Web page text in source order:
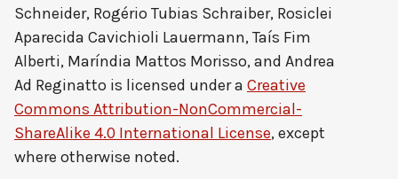
Schneider, Rogério Tubias Schraiber, Rosiclei
Aparecida Cavichioli Lauermann, Taís Fim
Alberti, Maríndia Mattos Morisso, and Andrea
Ad Reginatto is licensed under a Creative
Commons Attribution-NonCommercial-
ShareAlike 4.0 International License, except
where otherwise noted.